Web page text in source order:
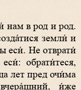
земли́ и
еси́. Не отврати́
обрати́теся,
лет пред очи́ма
и́же